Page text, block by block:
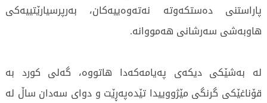
پاراستنی دەستکەوتە نەتەوەییەکان، بەرپرسیارێتییەکی
هاوبەشی سەرشانی هەمووانە.
لە بەشێکی دیکەی پەیامەکەدا هاتووە، گەلی کورد بە
قۆناغێکی گرنگی مێژووییدا تێدەپەڕێت و دوای سەدان ساڵ لە